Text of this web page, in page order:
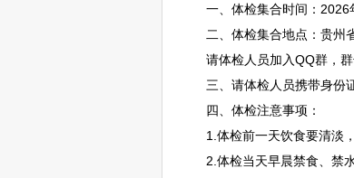
一、体检集合时间：2026
二、体检集合地点：贵州
请体检人员加入QQ群，群
三、请体检人员携带身份证
四、体检注意事项：
1.体检前一天饮食要清淡，
2.体检当天早晨禁食、禁